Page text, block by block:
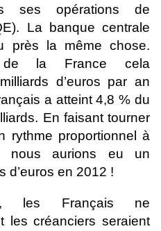
ses opérations de
La banque centrale
près la même chose.
la France cela
d’euros par an
a atteint 4,8 % du
En faisant tourner
rythme proportionnel à
nous aurions eu un
d’euros en 2012 !
les Français ne
les créanciers seraient